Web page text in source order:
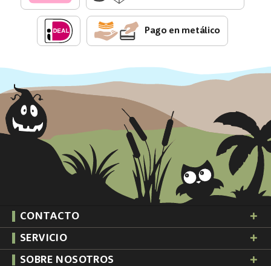
Pago en metálico
CONTACTO
SERVICIO
SOBRE NOSOTROS